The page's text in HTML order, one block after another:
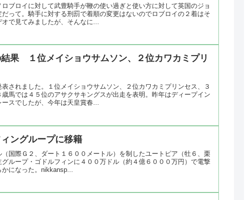
ブロイに対して武豊騎手が鞭の使い過ぎと使い方に対して英国のジョ
って。騎手に対する刑罰で着順の変更はないのでロブロイの２着はそ
で見てみましたが、そんなに...
果 １位メイショウサムソン、２位カワカミプリ
されました。１位メイショウサムソン、２位カワカミプリンセス、３
馬では４５位のアサクサキングスが出走を表明。昨年はディープイン
スでしたが、今年は天皇賞春...
ングループに移籍
国際Ｇ２、ダート１６００メートル）を制したユートピア（牡６、栗
ループ・ゴドルフィンに４００万ドル（約４億６０００万円）で電撃
になった。nikkansp...